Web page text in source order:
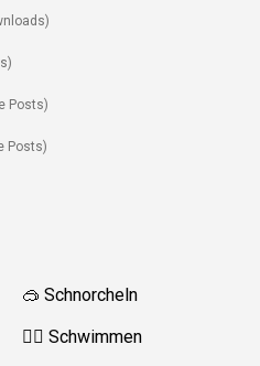
Posts)
Posts)
🥽 Schnorcheln
🏊‍♂️ Schwimmen